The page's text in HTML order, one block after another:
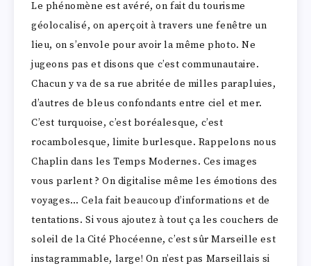
Le phénomène est avéré, on fait du tourisme
géolocalisé, on aperçoit à travers une fenêtre un
lieu, on s’envole pour avoir la même photo. Ne
jugeons pas et disons que c’est communautaire.
Chacun y va de sa rue abritée de milles parapluies,
d’autres de bleus confondants entre ciel et mer.
C’est turquoise, c’est boréalesque, c’est
rocambolesque, limite burlesque. Rappelons nous
Chaplin dans les Temps Modernes. Ces images
vous parlent ? On digitalise même les émotions des
voyages… Cela fait beaucoup d’informations et de
tentations. Si vous ajoutez à tout ça les couchers de
soleil de la Cité Phocéenne, c’est sûr Marseille est
instagrammable, large! On n’est pas Marseillais si